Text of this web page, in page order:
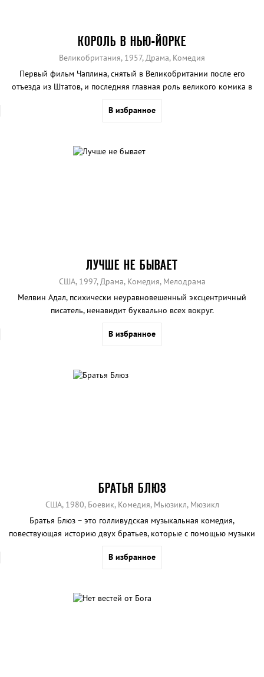
КОРОЛЬ В НЬЮ-ЙОРКЕ
Великобритания, 1957, Драма, Комедия
Первый фильм Чаплина, снятый в Великобритании после его
отъезда из Штатов, и последняя главная роль великого комика в
В избранное
ЛУЧШЕ НЕ БЫВАЕТ
США, 1997, Драма, Комедия, Мелодрама
Мелвин Адал, психически неуравновешенный эксцентричный
писатель, ненавидит буквально всех вокруг.
В избранное
БРАТЬЯ БЛЮЗ
США, 1980, Боевик, Комедия, Мьюзикл, Мюзикл
Братья Блюз – это голливудская музыкальная комедия,
повествующая историю двух братьев, которые с помощью музыки
В избранное